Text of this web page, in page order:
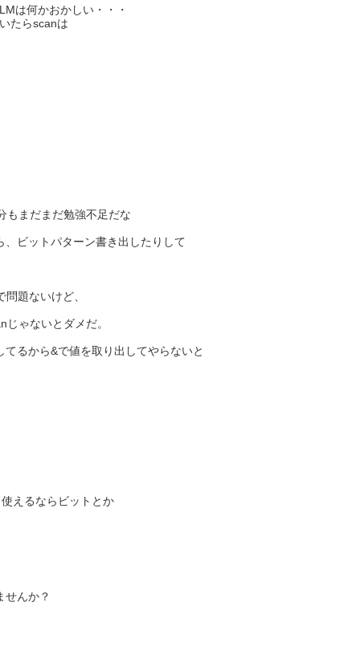
は何かおかしい・・・
たらscanは
もまだまだ勉強不足だな
ビットパターン書き出したりして
題ないけど、
ゃないとダメだ。
るから&で値を取り出してやらないと
えるならビットとか
せんか？